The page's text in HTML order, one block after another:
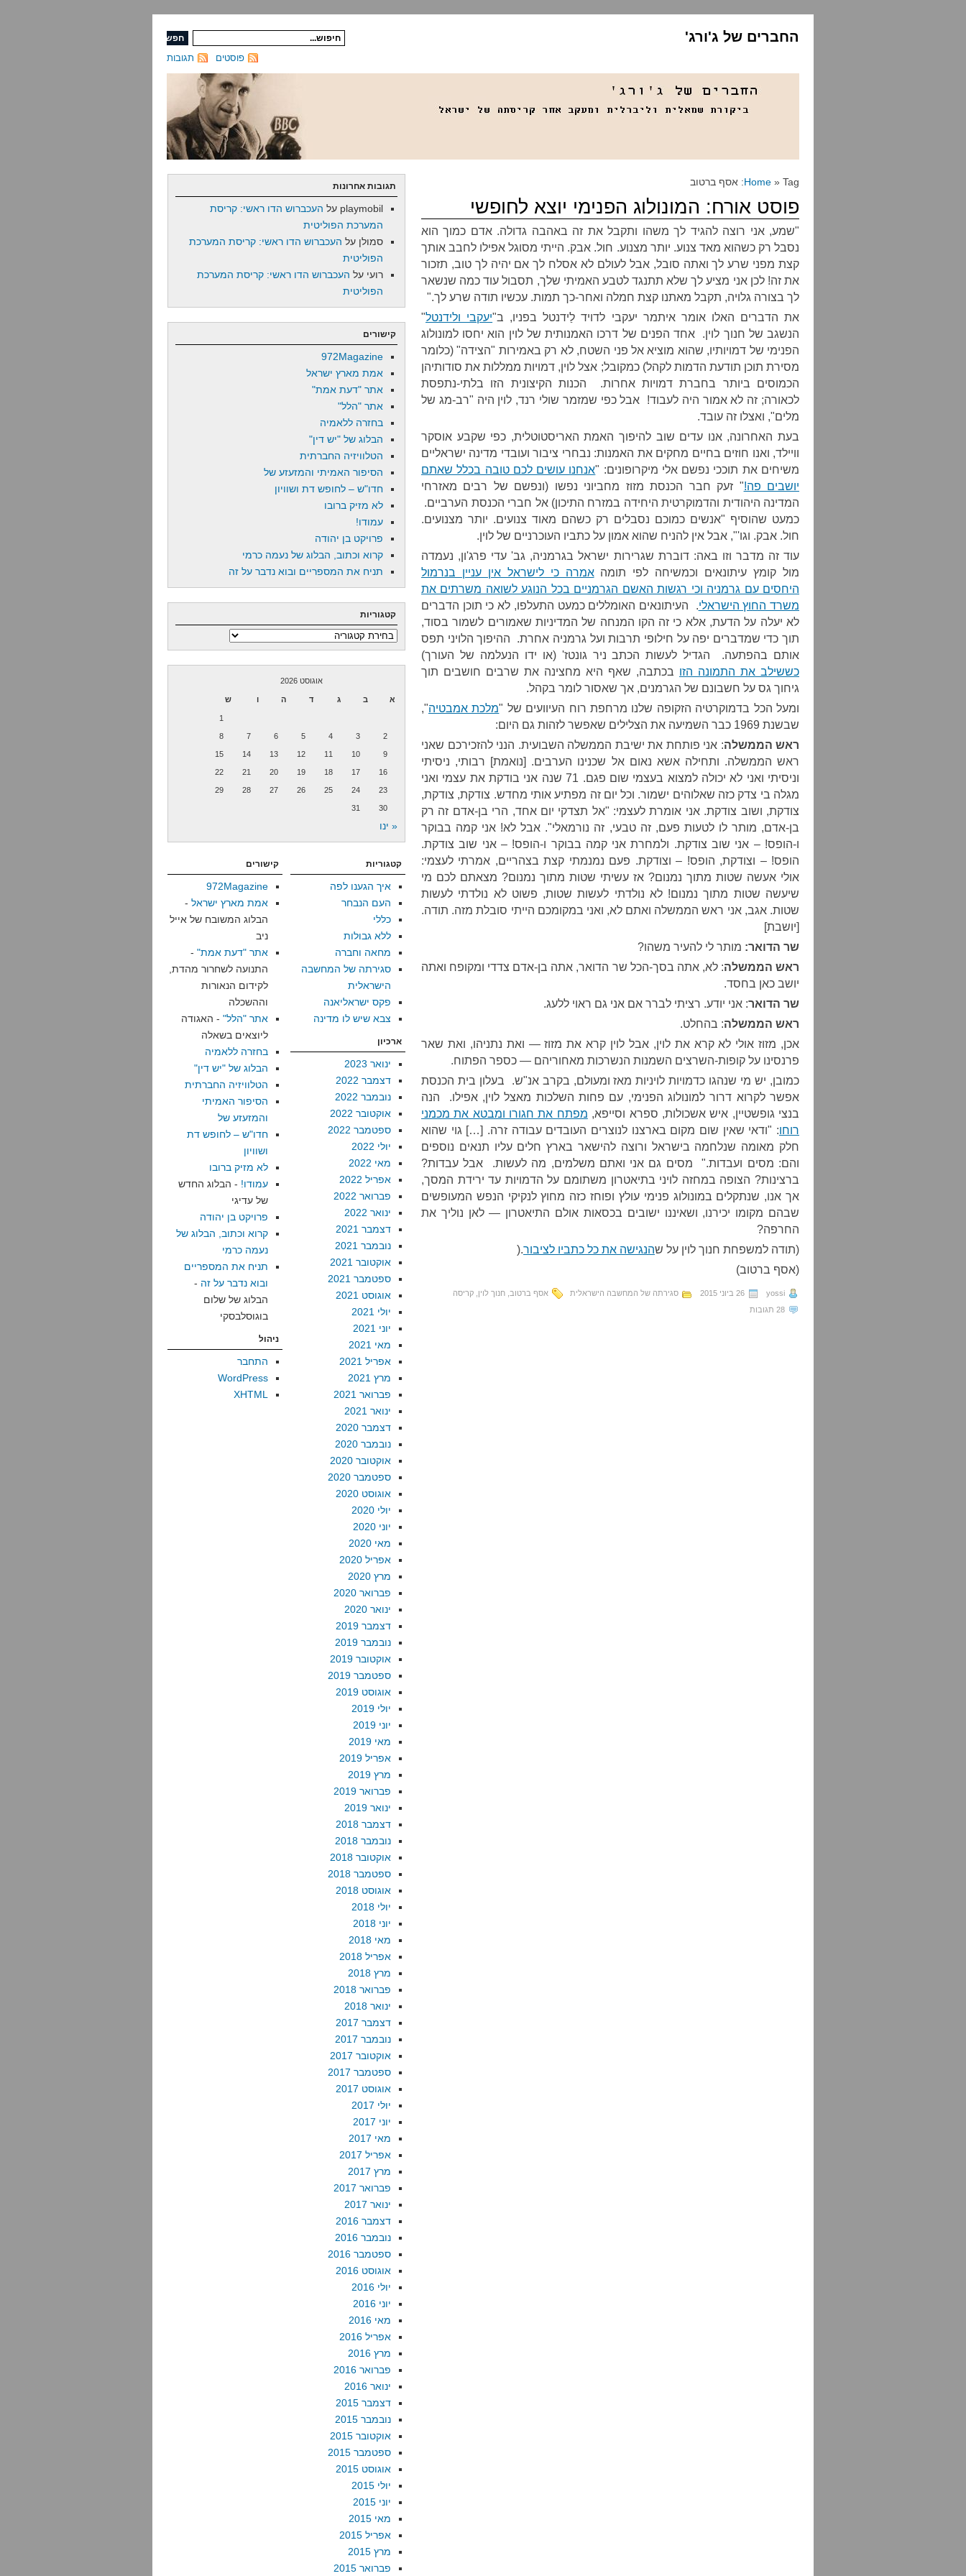
החברים של ג'ורג'
תגובות פוסטים
Home » Tag: אסף ברטוב
פוסט אורח: המונולוג הפנימי יוצא לחופשי
"שמע, אני רוצה להגיד לך משהו ותקבל את זה באהבה גדולה. אדם כמוך הוא
נסבל רק כשהוא מאד צנוע. יותר מצנוע. חול. אבק. הייתי מסוגל אפילו לחבב אותך
קצת מפני שרע לך ואתה סובל, אבל לעולם לא אסלח לך אם יהיה לך טוב, תזכור
את זה! לכן אני מציע לך שלא תתנגד לטבע האמיתי שלך, תסבול עוד כמה שנשאר
לך בצורה גלויה, תקבל מאתנו קצת חמלה ואחר-כך תמות. עכשיו תודה שרע לך."
את הדברים האלו אומר איתמר יעקבי לדויד לַידנטל בפניו, ב"יעקבי ולידנטל"
הנשגב של חנוך לוין. אחד הפנים של דרכו האמנותית של לוין הוא יחסו למונולוג
הפנימי של דמויותיו, שהוא מוציא אל פני השטח, לא רק באמירות "הצידה" (כלומר
מסירת תוכן תודעת הדמות לקהל) כמקובל; אצל לוין, דמויות ממללות את סודותיהן
הכמוסים ביותר בחברת דמויות אחרות. הכנות הקיצונית הזו בלתי-נתפסת
לכאורה; זה לא אמור היה לעבוד! אבל כפי שמזמר שולי רנד, לוין היה "רב-מג של
מלים", ואצלו זה עובד.
בעת האחרונה, אנו עדים שוב להיפוך האמת האריסטוטלית, כפי שקבע אוסקר
וויילד, ואנו חוזים בחיים מחקים את האמנות: נבחרי ציבור ועובדי מדינה ישראליים
משיחים את תוככי נפשם אלי מיקרופונים: "אנחנו עושים לכם טובה בכלל שאתם
יושבים פה!" זעק חבר הכנסת מזוז מחביוני נפשו (ונפשם של רבים מאזרחי
המדינה היהודית והדמוקרטית היחידה במזרח התיכון) אל חברי הכנסת הערביים.
כמעט שהוסיף "אנשים כמוכם נסבלים רק כשהם מאוד צנועים. יותר מצנועים.
חול. אבק. וגו'", אבל אין להניח שהוא אמון על כתביו העוכרניים של לוין.
עוד זה מדבר וזו באה: דוברת שגרירות ישראל בגרמניה, גב' עדי פרג'ון, נעמדה
מול קומץ עיתונאים וכמשיחה לפי תומהאמרה כי לישראל אין עניין בנרמול
היחסים עם גרמניה וכי רגשות האשם הגרמניים בכל הנוגע לשואה משרתים את
משרד החוץ הישראלי. העיתונאים האומללים כמעט התעלפו, לא כי תוכן הדברים
לא יעלה על הדעת, אלא כי זה הקו המנחה של המדיניות שאמורים לשמור בסוד,
תוך כדי שמדברים יפה על חילופי תרבות ועל גרמניה אחרת. ההיפוך הלויני תפס
אותם בהפתעה. הגדיל לעשות הכתב ניר גונטז' (או ידו הנעלמה של העורך)
כששילב את התמונה הזו בכתבה, שאף היא מחצינה את שרבים חושבים תוך
גיחוך גס על חשבונם של הגרמנים, אך שאסור לומר בקהל.
ומעל הכל בדמוקרטיה הזקופה שלנו מרחפת רוח העיוועים של "מלכת אמבטיה",
שבשנת 1969 כבר השמיעה את הצלילים שאפשר לזהות גם היום:
ראש הממשלה: אני פותחת את ישיבת הממשלה השבועית. הנני להזכירכם שאני
ראש הממשלה. ותחילה אשא נאום אל שכנינו הערבים. [נואמת] רבותי, ניסיתי
וניסיתי ואני לא יכולה למצוא בעצמי שום פגם. 71 שנה אני בודקת את עצמי ואני
מגלה בי צדק כזה שאלוהים ישמור. וכל יום זה מפתיע אותי מחדש. צודקת, צודקת,
צודקת, ושוב צודקת. אני אומרת לעצמי: "אל תצדקי יום אחד, הרי בן-אדם זה רק
בן-אדם, מותר לו לטעות פעם, זה טבעי, זה נורמאלי". אבל לא! אני קמה בבוקר
ו-הופס! – אני שוב צודקת. ולמחרת אני קמה בבוקר ו-הופס! – אני שוב צודקת.
הופס! – וצודקת, הופס! – וצודקת. פעם נמנמתי קצת בצהריים, אמרתי לעצמי:
אולי אעשה שטות מתוך נמנום? אז עשיתי שטות מתוך נמנום? מצאתם לכם מי
שיעשה שטות מתוך נמנום! לא נולדתי לעשות שטות, פשוט לא נולדתי לעשות
שטות. אגב, אני ראש הממשלה ואתם לא, ואני במקומכם הייתי סובלת מזה. תודה.
[יושבת]
שר הדואר: מותר לי להעיר משהו?
ראש הממשלה: לא, אתה בסך-הכל שר הדואר, אתה בן-אדם צדדי ומקופח ואתה
יושב כאן בחסד.
שר הדואר: אני יודע. רציתי לברר אם אני גם ראוי ללעג.
ראש הממשלה: בהחלט.
אכן, מזוז אולי לא קרא את לוין, אבל לוין קרא את מזוז — ואת נתניהו, ואת שאר
פרנסינו על קופות-השרצים השמנות הנשרכות מאחוריהם — כספר הפתוח.
כמובן, יש מי שנהגו כדמויות לויניות מאז ומעולם, בקרב אנ"ש. בעלון בית הכנסת
אפשר לקרוא דרור למונולוג הפנימי, עם פחות השלכות מאצל לוין, אפילו. הנה
בנצי גופשטיין, איש אשכולות, ספרא וסייפא, מפתח את חגורו ומבטא את מכמני
רוחו: "ודאי שאין שום מקום בארצנו לנוצרים העובדים עבודה זרה. […] גוי שהוא
חלק מאומה שנלחמה בישראל ורוצה להישאר בארץ חלים עליו תנאים נוספים
והם: מסים ועבדות." מסים גם אני ואתם משלמים, מה לעשות. אבל עבדות?
ברצינות? הצופה במחזה לויני בתיאטרון משתומם על הדמויות עד ירידת המסך,
אך אנו, שנתקלים במונולוג פנימי עולץ ופוחז כזה מחוץ לנקיקי הנפש המעופשים
שבהם מקומו יכירנו, ושאיננו ישובים בכסאות אולם התיאטרון — לאן נוליך את
החרפה?
(תודה למשפחת חנוך לוין על שהנגישה את כל כתביו לציבור.(
(אסף ברטוב)
yossi 26 ביוני 2015 סגירתה של המחשבה הישראלית אסף ברטוב חנוך לוין קריסה
28 תגובות
תגובות אחרונות
playmobil על העכברוש הדו ראשי: קריסת
המערכת הפוליטית
סמולן על העכברוש הדו ראשי: קריסת המערכת
הפוליטית
רועי על העכברוש הדו ראשי: קריסת המערכת
הפוליטית
קישורים
972Magazine
אמת מארץ ישראל
אתר "דעת אמת"
אתר "הלל"
בחזרה ללאמיה
הבלוג של "יש דין"
הטלוויזיה החברתית
הסיפור האמיתי והמזעזע של
חדו"ש – לחופש דת ושוויון
לא מזיק ברובו
עמודו!
פרויקט בן יהודה
קרוא וכתוב, הבלוג של נעמה כרמי
תניח את המספריים ובוא נדבר על זה
קטגוריות
קטגוריות
אוגוסט 2026
א ב ג ד ה ו ש
1
2
3
4
5
6
7
8
9
10
11
12
13
14
15
16
17
18
19
20
21
22
23
24
25
26
27
28
29
30
31
« ינו
קטגוריות
איך הגענו לפה
העם הנבחר
כללי
ללא גבולות
מחאה וחברה
סגירתה של המחשבה
הישראלית
פקס ישראליאנה
צבא שיש לו מדינה
ארכיון
ינואר 2023
דצמבר 2022
נובמבר 2022
אוקטובר 2022
ספטמבר 2022
יולי 2022
מאי 2022
אפריל 2022
פברואר 2022
ינואר 2022
דצמבר 2021
נובמבר 2021
אוקטובר 2021
ספטמבר 2021
אוגוסט 2021
יולי 2021
יוני 2021
מאי 2021
אפריל 2021
מרץ 2021
פברואר 2021
ינואר 2021
דצמבר 2020
נובמבר 2020
אוקטובר 2020
ספטמבר 2020
אוגוסט 2020
יולי 2020
יוני 2020
מאי 2020
אפריל 2020
מרץ 2020
פברואר 2020
ינואר 2020
דצמבר 2019
נובמבר 2019
אוקטובר 2019
ספטמבר 2019
אוגוסט 2019
יולי 2019
יוני 2019
מאי 2019
אפריל 2019
מרץ 2019
פברואר 2019
ינואר 2019
דצמבר 2018
נובמבר 2018
אוקטובר 2018
ספטמבר 2018
אוגוסט 2018
יולי 2018
יוני 2018
מאי 2018
אפריל 2018
מרץ 2018
פברואר 2018
ינואר 2018
דצמבר 2017
נובמבר 2017
אוקטובר 2017
ספטמבר 2017
אוגוסט 2017
יולי 2017
יוני 2017
מאי 2017
אפריל 2017
מרץ 2017
פברואר 2017
ינואר 2017
דצמבר 2016
נובמבר 2016
ספטמבר 2016
אוגוסט 2016
יולי 2016
יוני 2016
מאי 2016
אפריל 2016
מרץ 2016
פברואר 2016
ינואר 2016
דצמבר 2015
נובמבר 2015
אוקטובר 2015
ספטמבר 2015
אוגוסט 2015
יולי 2015
יוני 2015
מאי 2015
אפריל 2015
מרץ 2015
פברואר 2015
קישורים
972Magazine
אמת מארץ ישראל -
הבלוג המשובח של אייל
ניב
אתר "דעת אמת" -
התנועה לשחרור מהדת,
לקידום הנאורות
וההשכלה
אתר "הלל" - האגודה
ליוצאים בשאלה
בחזרה ללאמיה
הבלוג של "יש דין"
הטלוויזיה החברתית
הסיפור האמיתי
והמזעזע של
חדו"ש – לחופש דת
ושוויון
לא מזיק ברובו
עמודו! - הבלוג החדש
של עדיגי
פרויקט בן יהודה
קרוא וכתוב, הבלוג של
נעמה כרמי
תניח את המספריים
ובוא נדבר על זה -
הבלוג של שלום
בוגוסלבסקי
ניהול
התחבר
WordPress
XHTML